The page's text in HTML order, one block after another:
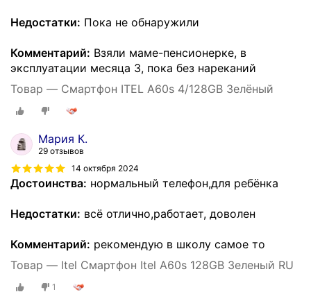
Недостатки: Пока не обнаружили
Комментарий: Взяли маме-пенсионерке, в
эксплуатации месяца 3, пока без нареканий
Товар — Смартфон ITEL A60s 4/128GB Зелёный
Мария К.
29 отзывов
14 октября 2024
Достоинства: нормальный телефон,для ребёнка
Недостатки: всё отлично,работает, доволен
Комментарий: рекомендую в школу самое то
Товар — Itel Смартфон Itel A60s 128GB Зеленый RU
1